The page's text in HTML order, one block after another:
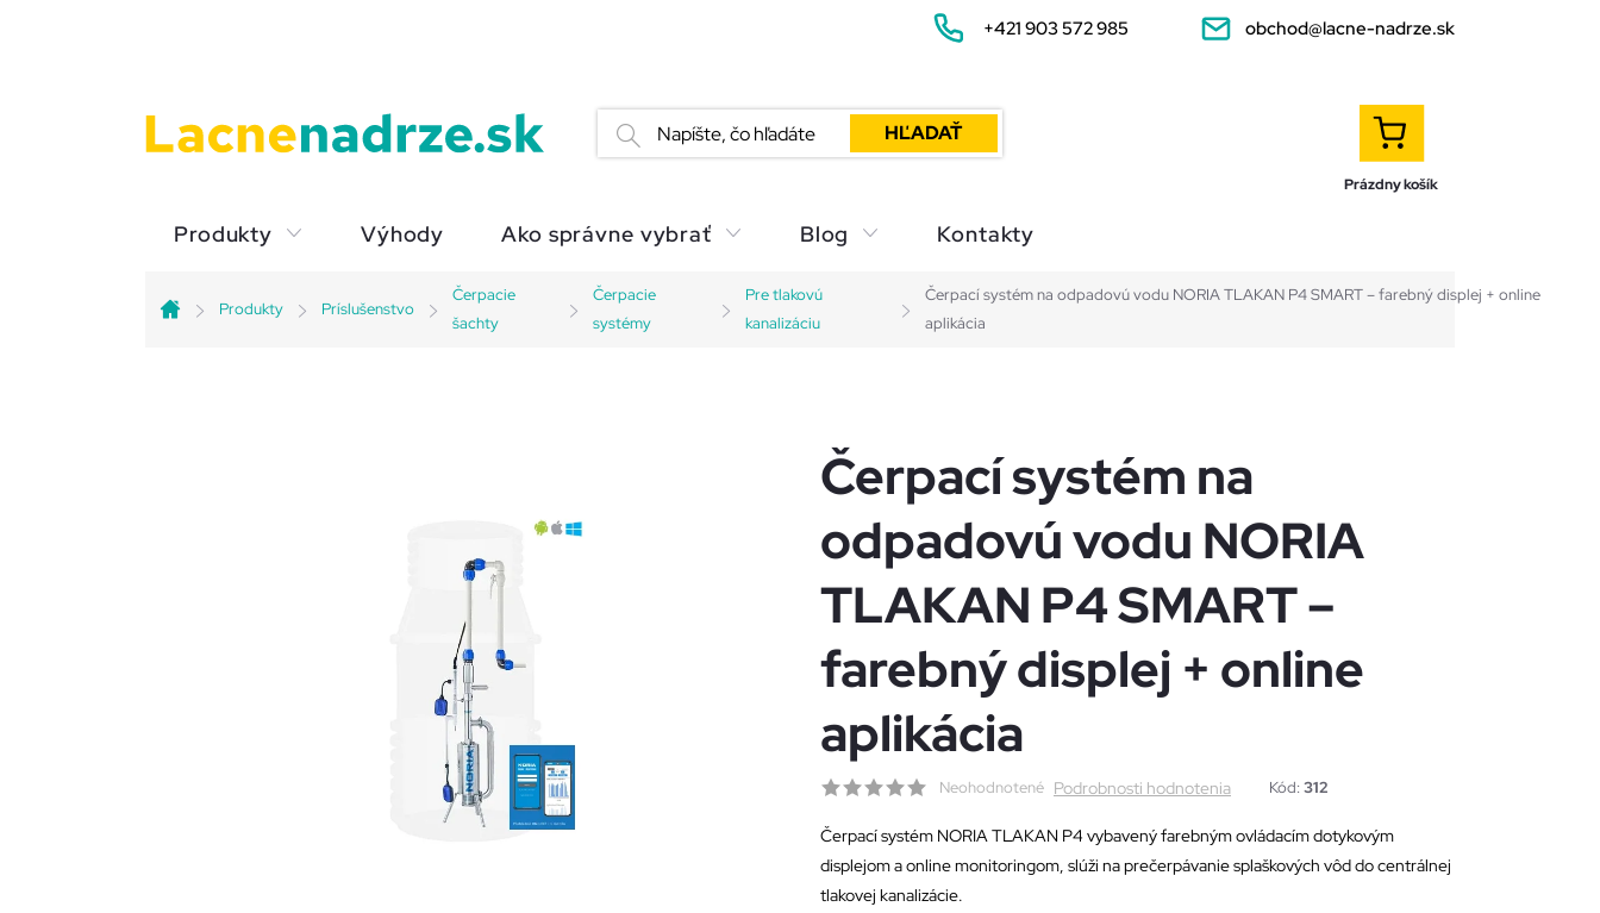
+421 903 572 985 obchod@lacne-nadrze.sk
HĽADAŤ
KOŠÍK
Prázdny košík
Produkty Výhody Ako správne vybrať Blog Kontakty
Domov
Produkty Príslušenstvo
Čerpacie
šachty
Čerpacie
systémy
Pre tlakovú
kanalizáciu
Čerpací systém na odpadovú vodu NORIA TLAKAN P4 SMART – farebný displej + online
aplikácia
Čerpací systém na
odpadovú vodu NORIA
TLAKAN P4 SMART –
farebný displej + online
aplikácia
Neohodnotené Podrobnosti hodnotenia Kód:312
Čerpací systém NORIA TLAKAN P4 vybavený farebným ovládacím dotykovým
displejom a online monitoringom, slúži na prečerpávanie splaškových vôd do centrálnej
tlakovej kanalizácie.